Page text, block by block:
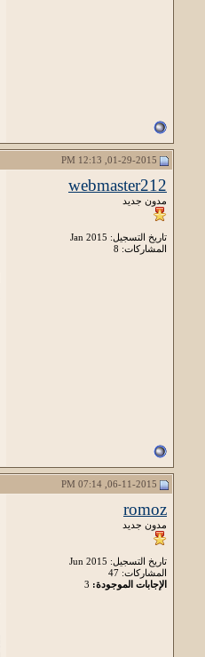
webmaster212
مدون جديد
تاريخ التسجيل: Jan 2015
المشاركات: 8
romoz
مدون جديد
تاريخ التسجيل: Jun 2015
المشاركات: 47
الإجابات الموجودة: